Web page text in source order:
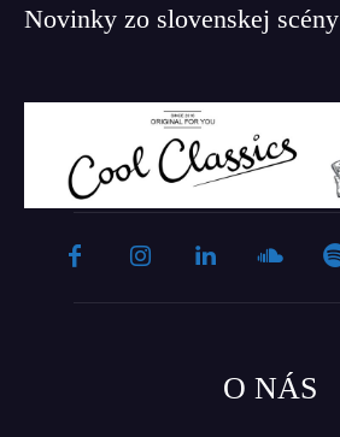
Novinky zo slovenskej scény
O NÁS